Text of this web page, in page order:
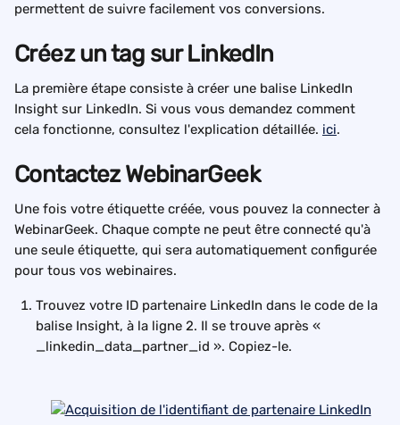
permettent de suivre facilement vos conversions.
Créez un tag sur LinkedIn
La première étape consiste à créer une balise LinkedIn
Insight sur LinkedIn. Si vous vous demandez comment
cela fonctionne, consultez l'explication détaillée. ici.
Contactez WebinarGeek
Une fois votre étiquette créée, vous pouvez la connecter à
WebinarGeek. Chaque compte ne peut être connecté qu'à
une seule étiquette, qui sera automatiquement configurée
pour tous vos webinaires.
Trouvez votre ID partenaire LinkedIn dans le code de la
balise Insight, à la ligne 2. Il se trouve après «
_linkedin_data_partner_id ». Copiez-le.